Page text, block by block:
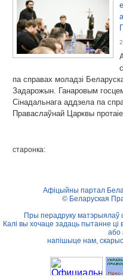
па справах моладзі
Задарожын. Ганаровым
Сінадальнага аддзела па
Праваслаўнай Царквы
старонка:
Афіцыйны партал
© Беларуская
Пры перадруку матэрыялаў
Калі вы хочаце задаць пытанне
або
напішыце нам,